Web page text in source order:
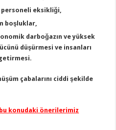
personeli eksikliği,
boşluklar,
darboğazın ve yüksek
düşürmesi ve insanları
çabalarını ciddi şekilde
bu konudaki önerilerimiz